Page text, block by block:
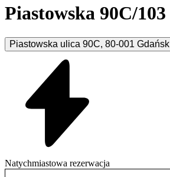
Piastowska 90C/103
Piastowska ulica 90C, 80-001 Gdańsk
Natychmiastowa rezerwacja